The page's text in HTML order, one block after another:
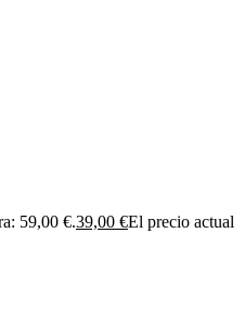
59,00 €.39,00 €El precio actual